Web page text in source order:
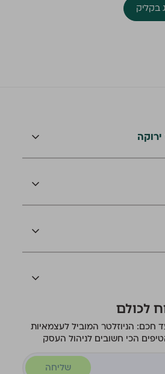
בקליק
לכולם
חכם: הניוזלטר המוביל לעצמאיות
הכי חשובים לניהול העסק
שליחה